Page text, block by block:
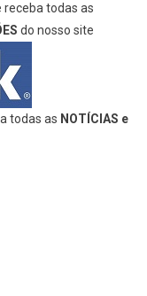
receba todas as
do nosso site
todas as NOTÍCIAS e